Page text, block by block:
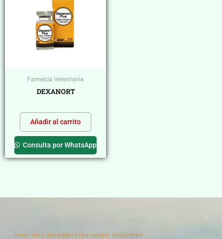
Farmacia Veterinaria
DEXANORT
Añadir al carrito
Consulta por WhatsApp
PARA MAS INFORMACIÓN SOBRE NOSOTROS